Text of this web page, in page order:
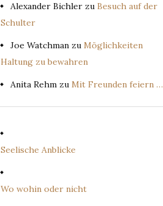
Alexander Bichler zu Besuch auf der
Schulter
Joe Watchman zu Möglichkeiten
Haltung zu bewahren
Anita Rehm zu Mit Freunden feiern …
Seelische Anblicke
Wo wohin oder nicht